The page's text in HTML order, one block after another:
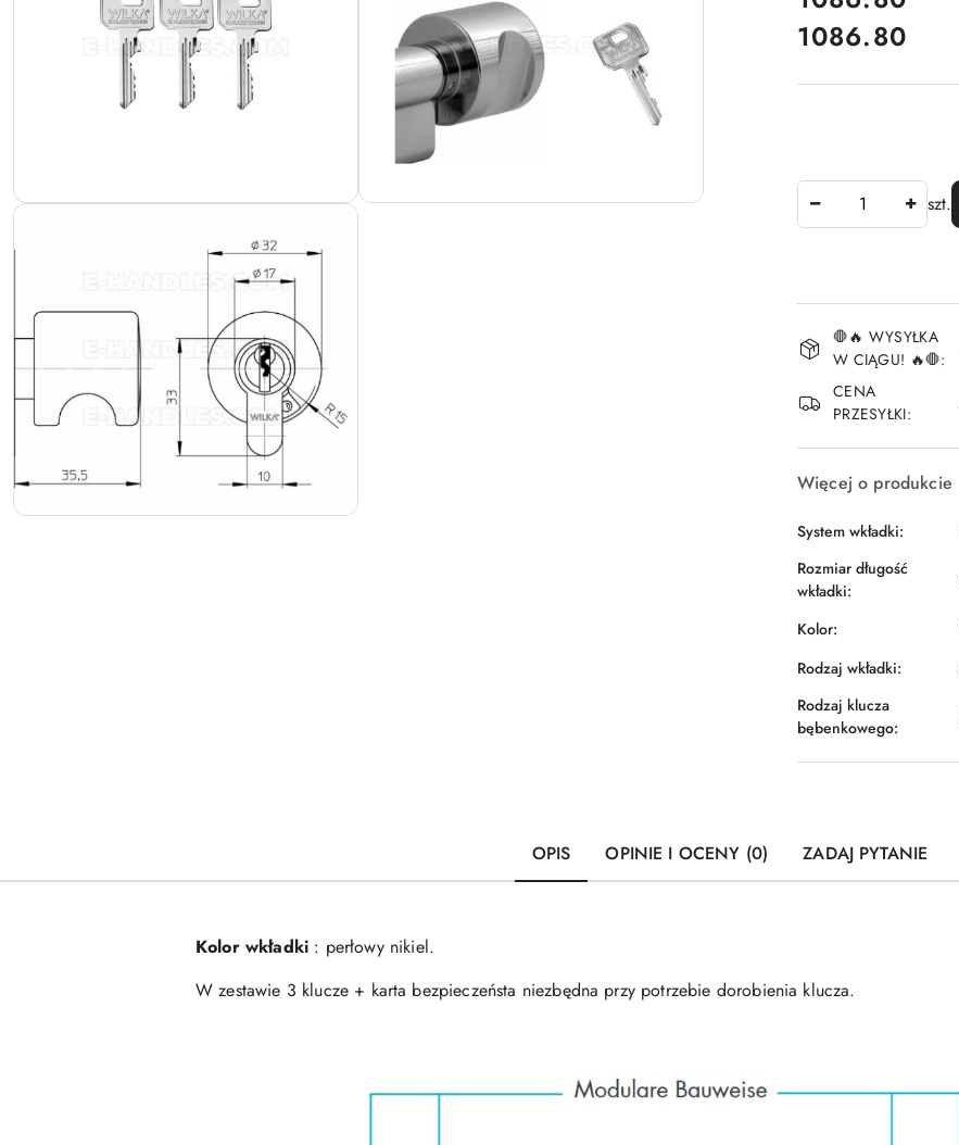
Cena:
1086.80
szt.
Dostępność
i
dostawa
🛑🔥 WYSYŁKA
W CIĄGU! 🔥🛑:
CENA
PRZESYŁKI:
Więcej o produkcie
System wkładki:
Rozmiar długość
wkładki:
Kolor:
Rodzaj wkładki:
Rodzaj klucza
bębenkowego:
OPIS OPINIE I OCENY (0) ZADAJ PYTANIE
Kolor wkładki : perłowy nikiel.
W zestawie 3 klucze + karta bezpieczeństa niezbędna przy potrzebie dorobienia klucza.